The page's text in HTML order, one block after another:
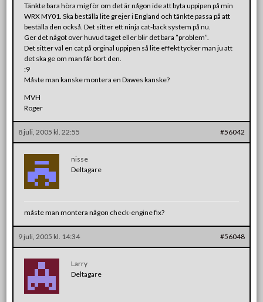
Tänkte bara höra mig för om det är någon ide att byta uppipen på min
WRX MY01. Ska beställa lite grejer i England och tänkte passa på att
beställa den också. Det sitter ett ninja cat-back system på nu.
Ger det något over huvud taget eller blir det bara ”problem”.
Det sitter väl en cat på orginal uppipen så lite effekt tycker man ju att
det ska ge om man får bort den.
:9
Måste man kanske montera en Dawes kanske?
MVH
Roger
8 juli, 2005 kl. 22:55 #56042
nisse
Deltagare
måste man montera någon check-engine fix?
9 juli, 2005 kl. 14:34 #56048
Larry
Deltagare